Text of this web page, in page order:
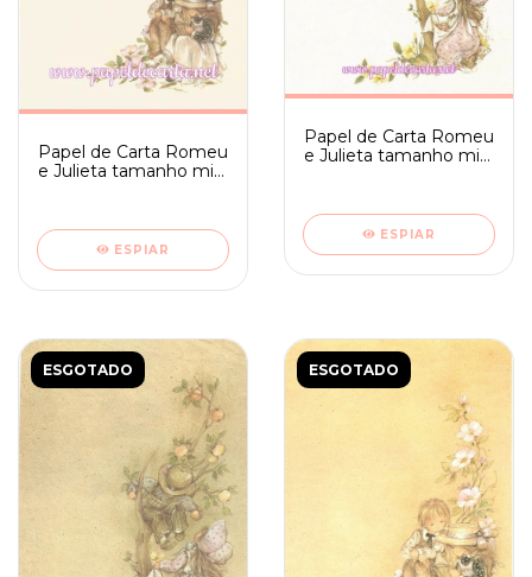
Papel de Carta Romeu
e Julieta tamanho mini
ESPIAR
Papel de Carta Romeu
e Julieta tamanho mini
ESPIAR
ESGOTADO ESGOTADO